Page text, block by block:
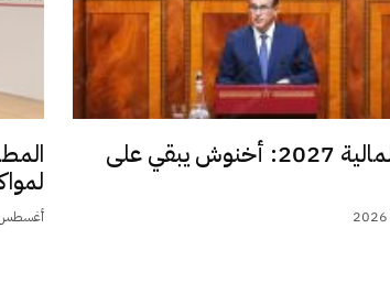
قانون المالية 2027: أخنوش يبقي على
أغسطس 6,